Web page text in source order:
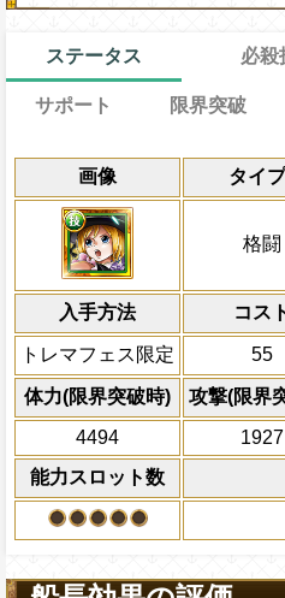
ステータス
画像 タイ
格闘
入手方法 コス
トレマフェス限定 55
体力(限界突破時) 攻撃(限界
4494
1927
能力スロット数
必殺
通常
一味にかか
キャラの通
外の時は1
による属性
の最大体力
して体力を
限を超えて
味の最大体
体力の上限
2倍上限値
同じ扱いに
船長効果
必殺技
サポート
自分の基礎
の基礎体力
格闘と自由
限界突破
力
格闘と
+75され
一味は[
回復無
体力
の回復
ダメー
+300さ
受けるダメ
キャラの攻
を1.5倍に
10ターン回
一味の体力
て体力を最
力が上限を
一味に格闘
ャラを除く